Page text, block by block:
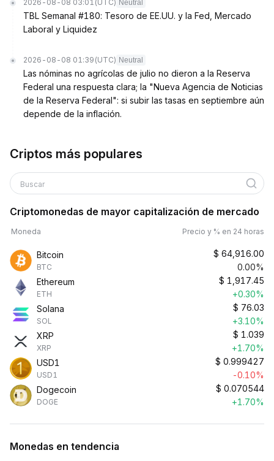
2026-08-08 03:01 (UTC) Neutral
TBL Semanal #180: Tesoro de EE.UU. y la Fed, Mercado
Laboral y Liquidez
2026-08-08 01:39 (UTC) Neutral
Las nóminas no agrícolas de julio no dieron a la Reserva
Federal una respuesta clara; la "Nueva Agencia de Noticias
de la Reserva Federal": si subir las tasas en septiembre aún
depende de la inflación.
Criptos más populares
Buscar
Criptomonedas de mayor capitalización de mercado
Moneda Precio y % en 24 horas
Bitcoin
BTC
$ 64,916.00
0.00%
Ethereum
ETH
$ 1,917.45
+0.30%
Solana
SOL
$ 76.03
+3.10%
XRP
XRP
$ 1.039
+1.70%
USD1
USD1
$ 0.999427
-0.10%
Dogecoin
DOGE
$ 0.070544
+1.70%
Monedas en tendencia